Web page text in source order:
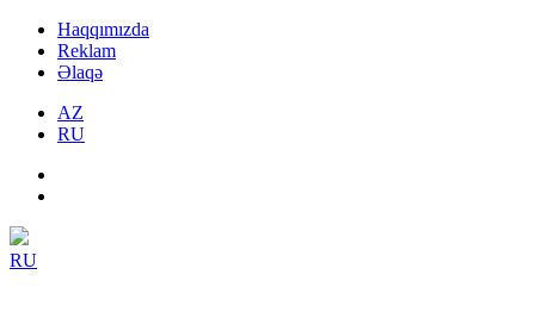
Haqqımızda
Reklam
Əlaqə
AZ
RU
RU